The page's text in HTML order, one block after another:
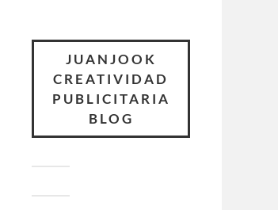
JUANJOOK
CREATIVIDAD
PUBLICITARIA
BLOG